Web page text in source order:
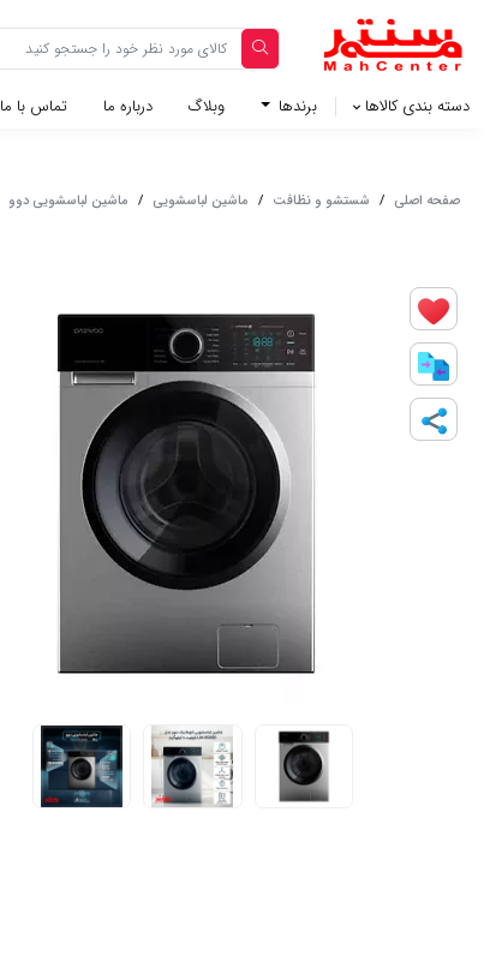
دسته بندی کالاها برندها وبلاگ‌ درباره ما تماس با ما
صفحه اصلی / شستشو و نظافت / ماشین لباسشویی / ماشین لباسشویی دوو